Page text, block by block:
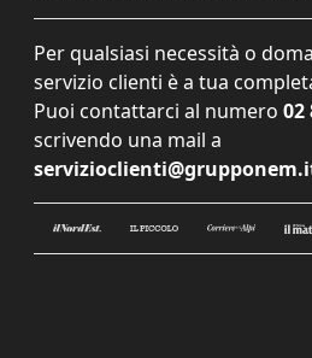
Per qualsiasi necessità o
servizio clienti è a tua
Puoi contattarci al numero 02
scrivendo una mail a